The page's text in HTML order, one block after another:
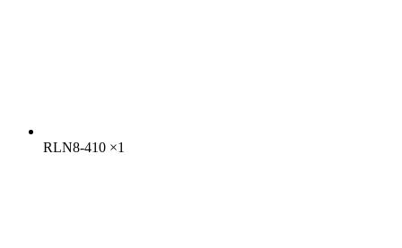
RLN8-410 ×1